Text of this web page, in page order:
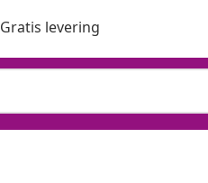
Gratis levering